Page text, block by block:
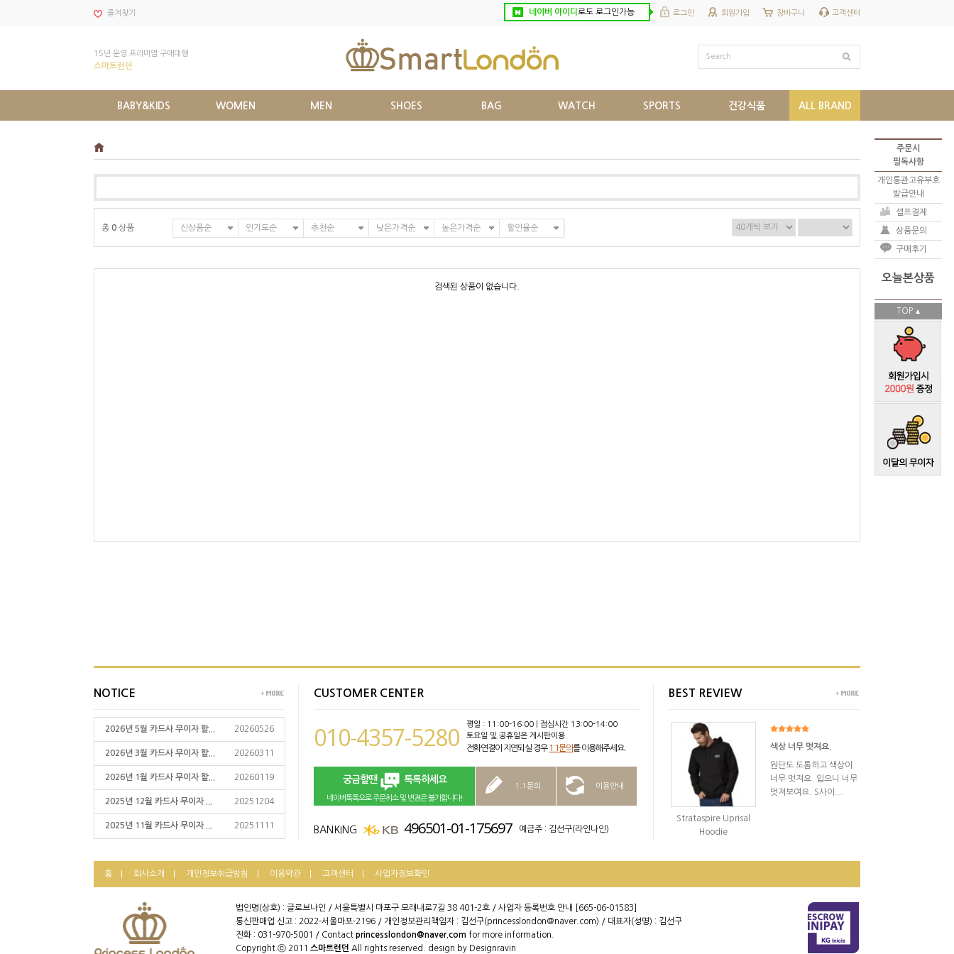
즐겨찾기 로그인
네이버 아이디 로도 로그인가능 회원가입 장바구니 고객센터
15년 운영 프리미엄 구매대행
스마트런던
Search
BABY&KIDS WOMEN MEN SHOES BAG WATCH SPORTS 건강식품 ALL BRAND
총 0 상품 신상품순 인기도순 추천순 낮은가격순 높은가격순 할인율순
검색된 상품이 없습니다.
주문시
필독사항
개인통관고유부호
발급안내
셀프결제
상품문의
구매후기
오늘본상품
TOP
NOTICE
2026년 5월 카드사 무이자 할... 20260526
2026년 3월 카드사 무이자 할... 20260311
2026년 1월 카드사 무이자 할... 20260119
2025년 12월 카드사 무이자 ... 20251204
2025년 11월 카드사 무이자 ... 20251111
CUSTOMER CENTER
010-4357-5280
평일 : 11:00-16:00 | 점심시간 13:00-14:00
토요일 및 공휴일은 게시판이용
전화연결이 지연되실 경우 1:1문의를 이용해주세요.
궁금할땐 톡톡하세요
네이버톡톡으로 주문취소 및 변경은 불가합니다!
1:1문의 이용안내
496501-01-175697 예금주 : 김선구(라인나인)
BEST REVIEW
Strataspire Uprisal
Hoodie
색상 너무 멋져요.
원단도 도톰하고 색상이
너무 멋져요. 입으니 너무
멋져보여요. S사이...
홈 회사소개 개인정보취급방침 이용약관 고객센터 사업자정보확인
법인명(상호) : 글로브나인 / 서울특별시 마포구 모래내로7길 38 401-2호 / 사업자 등록번호 안내 [665-06-01583]
통신판매업 신고 : 2022-서울마포-2196 / 개인정보관리책임자 : 김선구(princesslondon@naver.com) / 대표자(성명) : 김선구
전화 : 031-970-5001 / Contact princesslondon@naver.com for more information.
Copyright ⓒ 2011 스마트런던 All rights reserved. design by Designravin